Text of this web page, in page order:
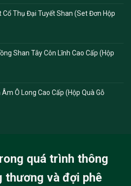
Cổ Thụ Đại Tuyết Shan (Set Đơn Hộp
Shan Tây Côn Lĩnh Cao Cấp (Hộp
Ô Long Cao Cấp (Hộp Quà Gỗ
quá trình thông
thương và đợi phê